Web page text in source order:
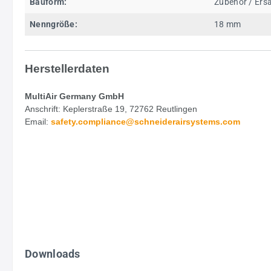
Nenngröße: 18 mm
Herstellerdaten
MultiAir Germany GmbH
Anschrift: Keplerstraße 19, 72762 Reutlingen
Email: safety.compliance@schneiderairsystems.com
Downloads